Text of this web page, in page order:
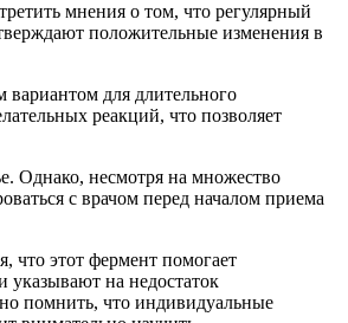
мнения о том, что регулярный
положительные изменения в
вариантом для длительного
реакций, что позволяет
Однако, несмотря на множество
с врачом перед началом приема
что этот фермент помогает
указывают на недостаток
помнить, что индивидуальные